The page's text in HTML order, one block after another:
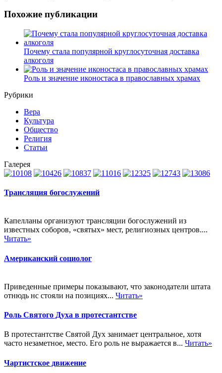
Похожие публикации
Почему стала популярной круглосуточная доставка
алкоголя
Роль и значение иконостаса в православных храмах
Рубрики
Вера
Культура
Общество
Религия
Статьи
Галерея
Трансляция богослужений
Капелланы организуют трансляции богослужений из
известных соборов, «святых» мест, религиозных центров....
Читать»
Американский социолог
Приведенные примеры показывают, что законодатели штата
отнюдь нс стояли на позициях... Читать»
Роль Святого Духа в протестантстве
В протестантстве Святой Дух занимает центральное, хотя
часто незаметное, место. Его роль не выражается в... Читать»
Чартистское движение